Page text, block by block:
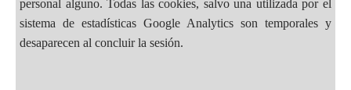
personal alguno. Todas las cookies, salvo una utilizada por el
sistema de estadísticas Google Analytics son temporales y
desaparecen al concluir la sesión.